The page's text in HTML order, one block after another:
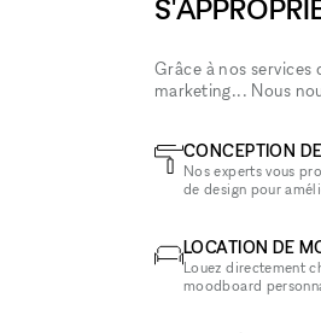
Grâce à nos
marketing... Nous
CONCEPTION
Nos experts vous
de design pour
LOCATION DE
Louez directement
moodboard